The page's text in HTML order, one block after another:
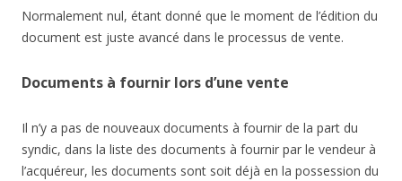
Normalement nul, étant donné que le moment de l’édition du
document est juste avancé dans le processus de vente.
Documents à fournir lors d’une vente
Il n’y a pas de nouveaux documents à fournir de la part du
syndic, dans la liste des documents à fournir par le vendeur à
l’acquéreur, les documents sont soit déjà en la possession du